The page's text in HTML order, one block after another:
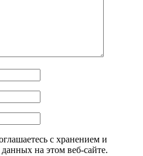
с хранением и
на этом веб-сайте.